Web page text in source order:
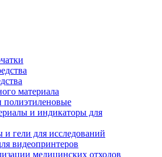
материала
полиэтиленовые
и индикаторы для
и гели для исследований
видеопринтеров
медицинских отходов